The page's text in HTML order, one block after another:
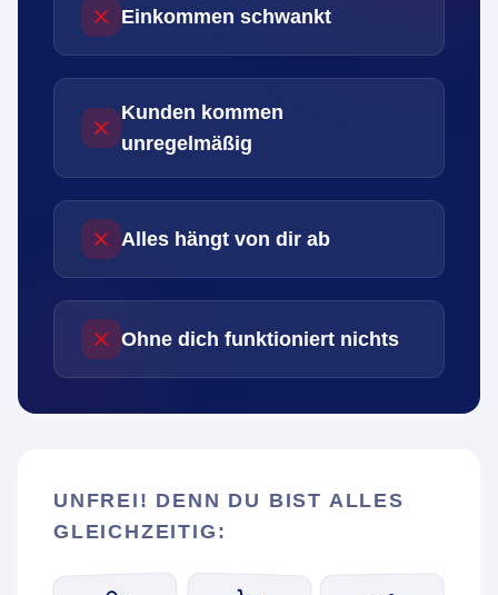
Einkommen schwankt
Kunden kommen
unregelmäßig
Alles hängt von dir ab
Ohne dich funktioniert nichts
UNFREI! DENN DU BIST ALLES
GLEICHZEITIG: